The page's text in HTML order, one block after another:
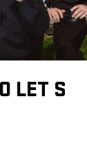
LET S